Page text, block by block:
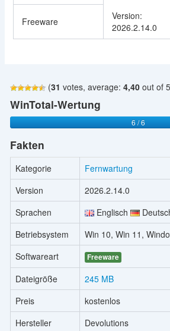
Freeware
Version:
2026.2.14.0
(31 votes, average: 4,40out of
WinTotal-Wertung
6 / 6
Fakten
Kategorie
Fernwartung
Version
2026.2.14.0
Sprachen
Englisch
Betriebsystem
Win 10, Win 11,
Softwareart
Freeware
Dateigröße
245 MB
Preis
kostenlos
Hersteller
Devolutions